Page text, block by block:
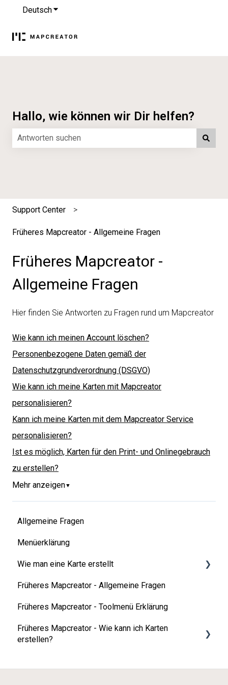
DeutschUntermenü für Übersetzungen anzeigen
Hallo, wie können wir Dir helfen?
Support Center
Früheres Mapcreator - Allgemeine Fragen
Früheres Mapcreator -
Allgemeine Fragen
Hier finden Sie Antworten zu Fragen rund um Mapcreator
Wie kann ich meinen Account löschen?
Personenbezogene Daten gemäß der
Datenschutzgrundverordnung (DSGVO)
Wie kann ich meine Karten mit Mapcreator
personalisieren?
Kann ich meine Karten mit dem Mapcreator Service
personalisieren?
Ist es möglich, Karten für den Print- und Onlinegebrauch
zu erstellen?
Mehr anzeigen▼
Allgemeine Fragen
Menüerklärung
Wie man eine Karte erstellt
Kartentypen
Elemente auf Ihrer Karte hinzufügen
Karten-Animationen
Zusätzliche Daten
Früheres Mapcreator - Allgemeine Fragen
Früheres Mapcreator - Toolmenü Erklärung
Früheres Mapcreator - Wie kann ich Karten
erstellen?